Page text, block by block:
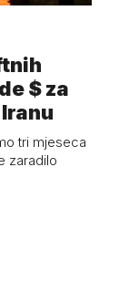
$ za
tri mjeseca
zaradilo